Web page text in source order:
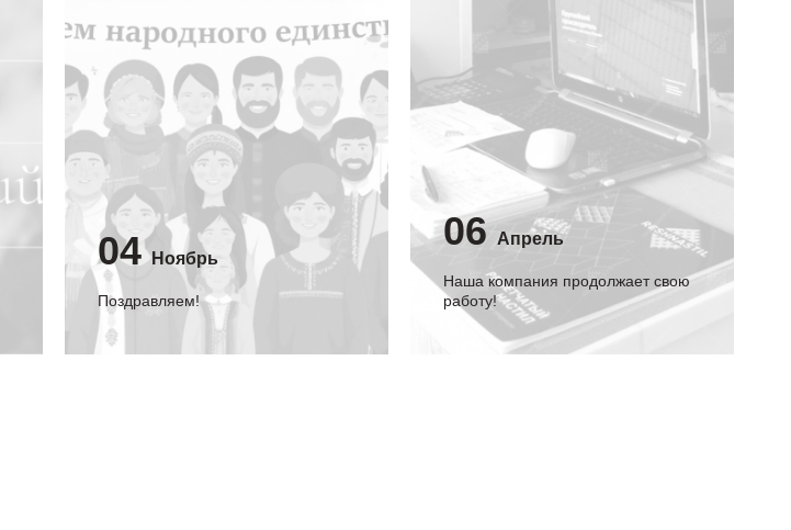
04 Ноябрь
Поздравляем!
06 Апрель
Наша компания продолжает свою
работу!